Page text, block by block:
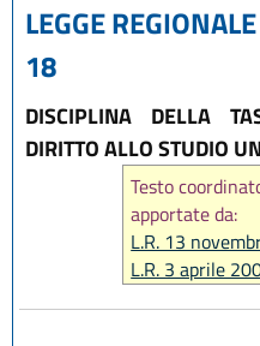
LEGGE
18
DISCIPLINA DELLA
DIRITTO ALLO STUDIO
Testo
apportate da:
L.R. 13
L.R. 3 aprile